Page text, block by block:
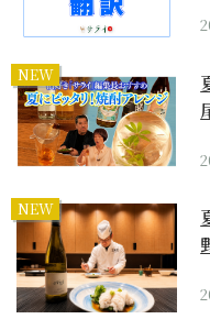
NEW
NEW